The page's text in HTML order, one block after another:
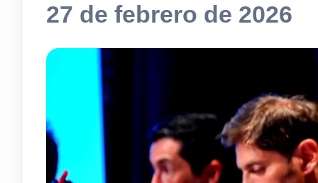
27 de febrero de 2026